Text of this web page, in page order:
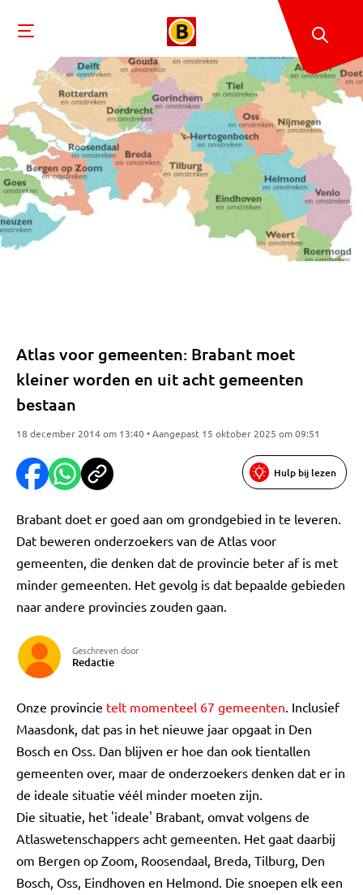
Atlas voor gemeenten: Brabant moet
kleiner worden en uit acht gemeenten
bestaan
18 december 2014 om 13:40 • Aangepast 15 oktober 2025 om 09:51
Hulp bij lezen
Brabant doet er goed aan om grondgebied in te leveren.
Dat beweren onderzoekers van de Atlas voor
gemeenten, die denken dat de provincie beter af is met
minder gemeenten. Het gevolg is dat bepaalde gebieden
naar andere provincies zouden gaan.
Geschreven door
Redactie
Onze provincie telt momenteel 67 gemeenten. Inclusief
Maasdonk, dat pas in het nieuwe jaar opgaat in Den
Bosch en Oss. Dan blijven er hoe dan ook tientallen
gemeenten over, maar de onderzoekers denken dat er in
de ideale situatie véél minder moeten zijn.
Die situatie, het 'ideale' Brabant, omvat volgens de
Atlaswetenschappers acht gemeenten. Het gaat daarbij
om Bergen op Zoom, Roosendaal, Breda, Tilburg, Den
Bosch, Oss, Eindhoven en Helmond. Die snoepen elk een